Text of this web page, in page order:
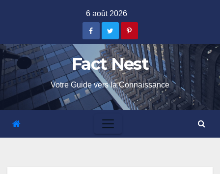
6 août 2026
Fact Nest
Votre Guide vers la Connaissance